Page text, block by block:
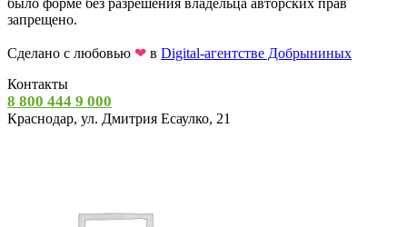
было форме без разрешения владельца авторских прав
запрещено.
Сделано с любовью ❤ в Digital-агентстве Добрыниных
Контакты
8 800 444 9 000
Краснодар, ул. Дмитрия Есаулко, 21